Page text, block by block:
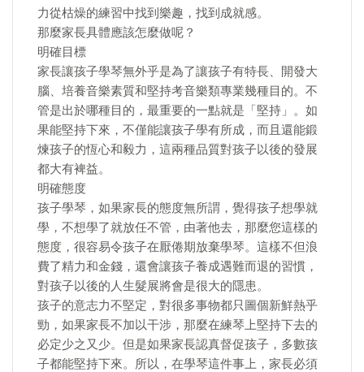
力從枯燥的練習中找到樂趣，找到成就感。
那麼家長具體應該怎麼做呢？
明確目標
家長讓孩子學琴無外乎是為了讓孩子有特長、開發大
腦、培養音樂素質和堅持考音樂類專業幾種目的。不
管是出於哪種目的，最重要的一點就是「堅持」。如
果能堅持下來，不僅能讓孩子學有所成，而且還能鍛
煉孩子的恆心和毅力，這兩種品質對孩子以後的發展
都大有裨益。
明確態度
孩子學琴，如果家長的態度無所謂，覺得孩子想學就
學，不想學了就放任不管，由著他去，那麼您這樣的
態度，很容易令孩子在厭倦期放棄學琴。這樣不但浪
費了精力和金錢，還會讓孩子養成遇難而退的習慣，
對孩子以後的人生髮展將會是很大的隱患。
孩子的意志力不堅定，對很多事物都只圖個新鮮熱乎
勁，如果家長不加以干涉，那麼在練琴上堅持下去的
必定少之又少。但是如果家長認真督促孩子，多數孩
子都能堅持下來。所以，在學琴這件事上，家長必須